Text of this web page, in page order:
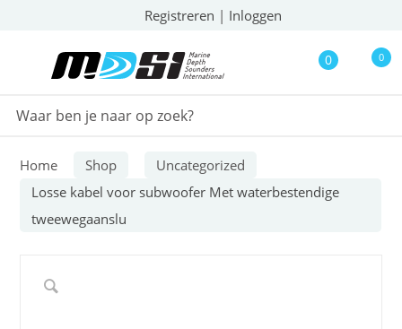
Registreren | Inloggen
0 0
Home Shop
Uncategorized
Losse kabel voor subwoofer Met waterbestendige
tweewegaanslu